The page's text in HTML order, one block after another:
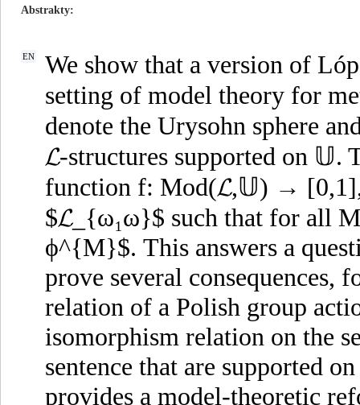
Abstrakty
EN
We show that a version of
setting of model theory for
denote the Urysohn sphere
𝓛-structures supported on
function f: Mod(𝓛,𝕌) → [0,1],
$𝓛_{ω₁ω}$ such that for all
ϕ^{M}$. This answers a
prove several consequences,
relation of a Polish group
isomorphism relation on the
sentence that are supported
provides a model-theoretic